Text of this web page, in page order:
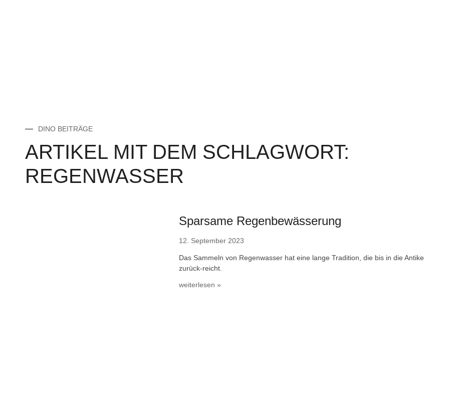
DINO BEITRÄGE
ARTIKEL MIT DEM SCHLAGWORT:
REGENWASSER
Sparsame Regenbewässerung
12. September 2023
Das Sammeln von Regenwasser hat eine lange Tradition, die bis in die Antike
zurück-reicht.
weiterlesen »